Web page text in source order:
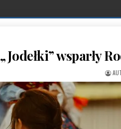
„Jodełki” wsparły